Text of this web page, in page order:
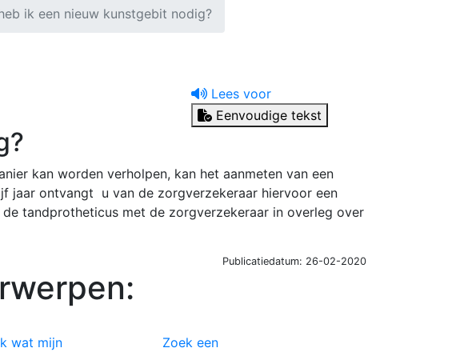
ik een nieuw kunstgebit nodig?
Lees voor
Eenvoudige tekst
kan worden verholpen, kan het aanmeten van een
jaar ontvangt u van de zorgverzekeraar hiervoor een
tandprotheticus met de zorgverzekeraar in overleg over
Publicatiedatum: 26-02-2020
wat mijn
Zoek een